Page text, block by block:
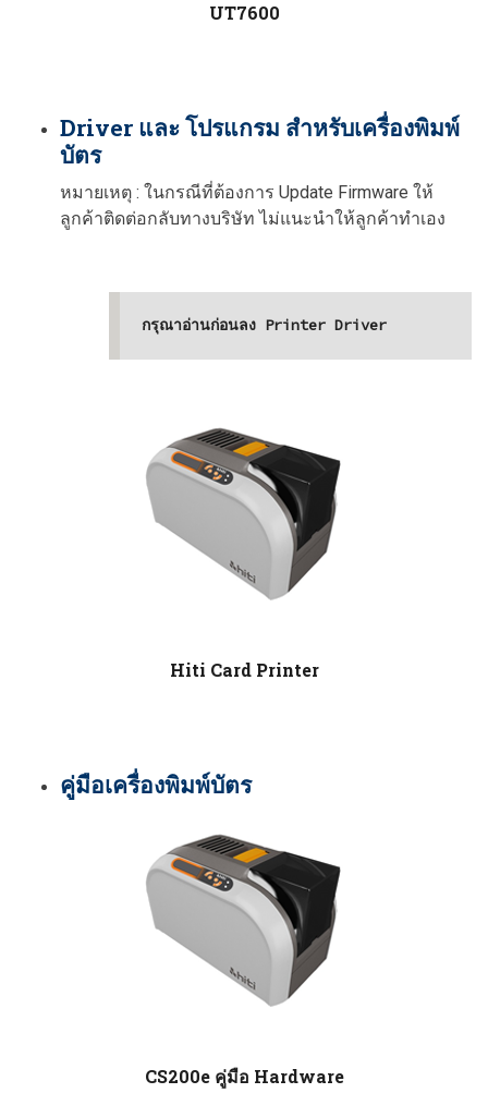
UT7600
Driver และ โปรแกรม สำหรับเครื่องพิมพ์
บัตร
หมายเหตุ : ในกรณีที่ต้องการ Update Firmware ให้
ลูกค้าติดต่อกลับทางบริษัท ไม่แนะนำให้ลูกค้าทำเอง
กรุณาอ่านก่อนลง Printer Driver
ต่อเครื่องพิมพ์
* ในกรณีที่ลงไปแล้วไม่สมบูรณ์ให้ทำดังนี้
- ถอดสาย usb ออก
- เข้า Control Panel / Program and F
eature เลือก Hiti CS-200e แล้ว uninst
all ออก
- Restart computer
- ถ้ามีอุปกรณ์ที่ใช้สาย usb ที่ไม่ใช่ mouse
ห้กด ค่อยต่อสาย usb แล้วเปิดเครื่องพิมพ์
สี ใน chip (ribbon ดำไม่สามารถตรวจจำ
- click ขวา เลือก printing preferenc
e
- ไปที่ tools
- click ที่ปุ่ม Ribbon Status
- หน้าจอจะแสดงจำนวน ribbon ที่คงเหลือ
- ถ้าเหลือ 0 จะสั่งพิมพ์ไม่ได้ จะขึ้น Ribbon
* ห้ามนำบัตรที่ใช้พิมพ์กับเครื่อง inkjet มาพิ
Hiti Card Printer
คู่มือเครื่องพิมพ์บัตร
CS200e คู่มือ Hardware